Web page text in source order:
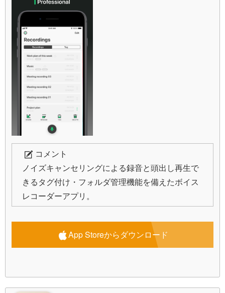
コメント
ノイズキャンセリングによる録音と頭出し再生で
きるタグ付け・フォルダ管理機能を備えたボイス
レコーダーアプリ。
App Storeからダウンロード